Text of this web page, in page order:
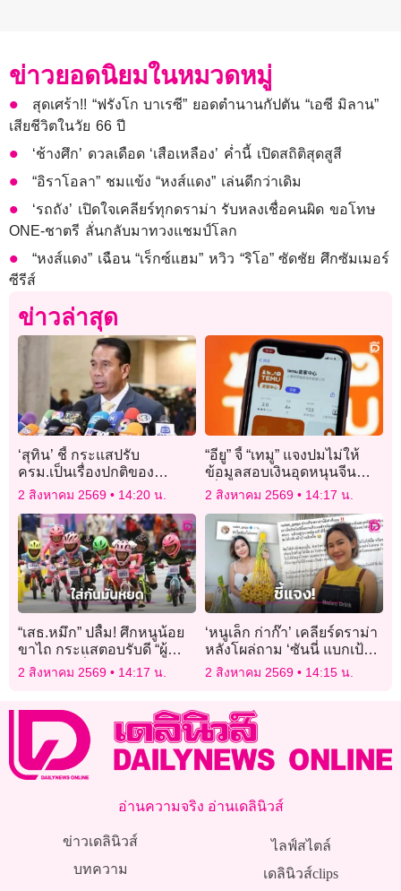
ข่าวยอดนิยมในหมวดหมู่
สุดเศร้า!! “ฟรังโก บาเรซี” ยอดตำนานกัปตัน “เอซี มิลาน”
เสียชีวิตในวัย 66 ปี
‘ช้างศึก’ ดวลเดือด ‘เสือเหลือง’ ค่ำนี้ เปิดสถิติสุดสูสี
“อิราโอลา” ชมแข้ง “หงส์แดง” เล่นดีกว่าเดิม
‘รถถัง’ เปิดใจเคลียร์ทุกดราม่า รับหลงเชื่อคนผิด ขอโทษ
ONE-ชาตรี ลั่นกลับมาทวงแชมป์โลก
“หงส์แดง” เฉือน “เร็กซ์แฮม” หวิว “ริโอ” ซัดชัย ศึกซัมเมอร์
ซีรีส์
ข่าวล่าสุด
‘สุทิน’ ชี้ กระแสปรับ
ครม.เป็นเรื่องปกติของ
การเมืองไทย หลังรัฐบาล
2 สิงหาคม 2569 14:20 น.
“อียู” จี้ “เทมู” แจงปมไม่ให้
ข้อมูลสอบเงินอุดหนุนจีน
เสี่ยงโดนปรับ 1% ของรายได้
2 สิงหาคม 2569 14:17 น.
“เสธ.หมึก” ปลื้ม! ศึกหนูน้อย
ขาไถ กระแสตอบรับดี “ผู้
ปกครอง” ชื่นชมรูปแบบ
2 สิงหาคม 2569 14:17 น.
‘หนูเล็ก ก่าก๊า’ เคลียร์ดราม่า
หลังโผล่ถาม ‘ซันนี่ แบกเป้
เกอร์’ แจงชัดห่วงจริง ยัน
2 สิงหาคม 2569 14:15 น.
อ่านความจริง อ่านเดลินิวส์
ข่าวเดลินิวส์
บทความ
ไลฟ์สไตล์
เดลินิวส์clips